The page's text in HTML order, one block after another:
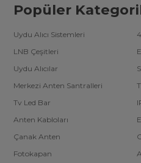
Popüler
Uydu Alıcı Sistemleri
LNB Çeşitleri
Uydu Alıcılar
Merkezi Anten Santralleri
Tv Led Bar
Anten Kabloları
Çanak Anten
Fotokapan